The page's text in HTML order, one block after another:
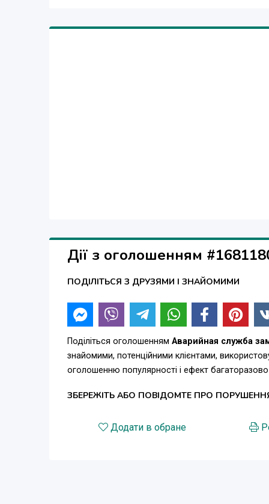
Дії з оголошенням
ПОДІЛІТЬСЯ З ДРУЗЯМИ І ЗНАЙОМИМИ
Поділіться оголошенням Аварийная служба
знайомими, потенційними клієнтами,
оголошенню популярності і ефект
ЗБЕРЕЖІТЬ АБО ПОВІДОМТЕ ПРО
Додати в обране